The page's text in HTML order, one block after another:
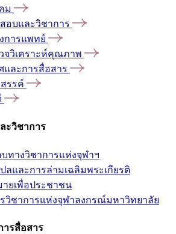
ม
อบและวิชาการ
การแพทย์
จวิเคราะห์คุณภาพ
และการสื่อสาร
รรค์
ะวิชาการ
ทางวิชาการแห่งจุฬาฯ
ลและการล่ามเฉลิมพระเกียรติ
ยเพื่อประชาชน
วิชาการแห่งจุฬาลงกรณ์มหาวิทยาลัย
ารสื่อสาร